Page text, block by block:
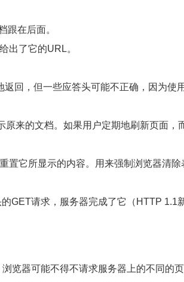
跟在后面。
出了它的URL。
回，但一些应答头可能不正确，因为使
原来的文档。如果用户定期地刷新页面，
置它所显示的内容。用来强制浏览器清
GET请求，服务器完成了它（HTTP 1.1
览器可能不得不请求服务器上的不同的